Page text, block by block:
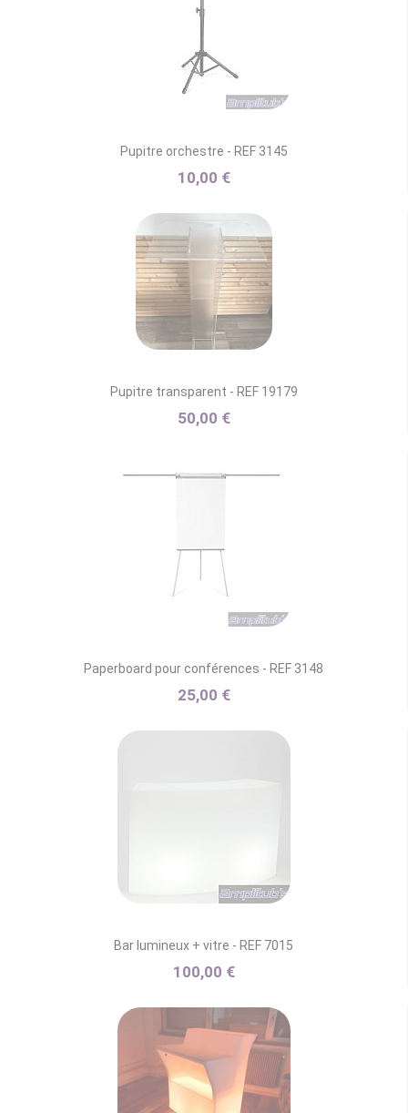
Pupitre orchestre - REF 3145
10,00 €
Pupitre transparent - REF 19179
50,00 €
Paperboard pour conférences - REF 3148
25,00 €
Bar lumineux + vitre - REF 7015
100,00 €